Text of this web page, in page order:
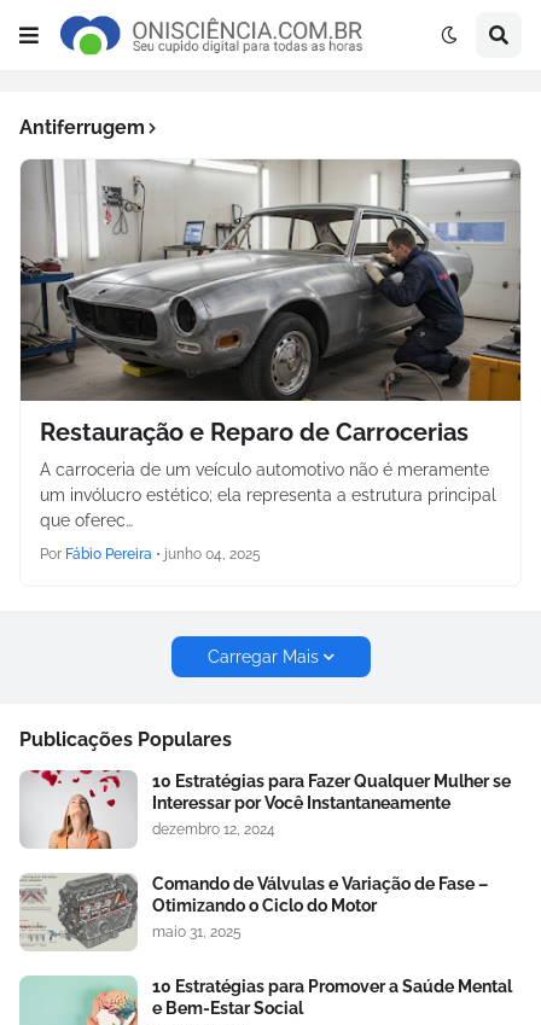
Antiferrugem
Restauração e Reparo de Carrocerias
A carroceria de um veículo automotivo não é meramente
um invólucro estético; ela representa a estrutura principal
que oferec…
Por Fábio Pereira • junho 04, 2025
Carregar Mais
Publicações Populares
10 Estratégias para Fazer Qualquer Mulher se
Interessar por Você Instantaneamente
dezembro 12, 2024
Comando de Válvulas e Variação de Fase –
Otimizando o Ciclo do Motor
maio 31, 2025
10 Estratégias para Promover a Saúde Mental
e Bem-Estar Social